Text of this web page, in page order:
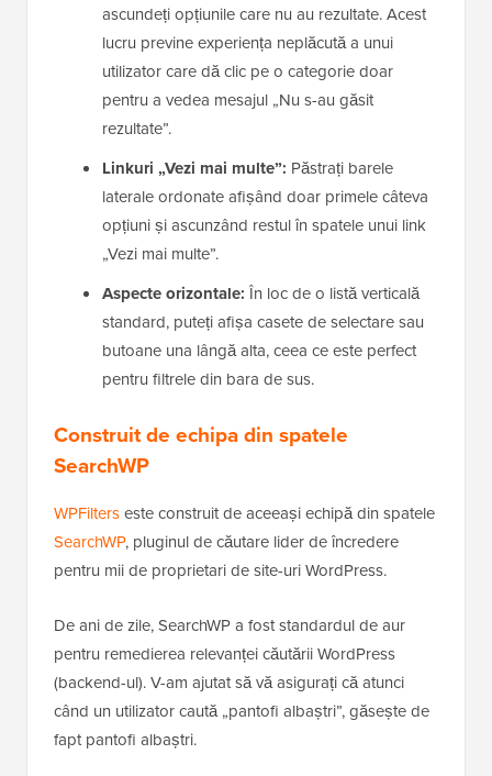
ascundeți opțiunile care nu au rezultate. Acest
lucru previne experiența neplăcută a unui
utilizator care dă clic pe o categorie doar
pentru a vedea mesajul „Nu s-au găsit
rezultate”.
Linkuri „Vezi mai multe”: Păstrați barele
laterale ordonate afișând doar primele câteva
opțiuni și ascunzând restul în spatele unui link
„Vezi mai multe”.
Aspecte orizontale: În loc de o listă verticală
standard, puteți afișa casete de selectare sau
butoane una lângă alta, ceea ce este perfect
pentru filtrele din bara de sus.
Construit de echipa din spatele
SearchWP
WPFilterseste construit de aceeași echipă din spatele
SearchWP, pluginul de căutare lider de încredere
pentru mii de proprietari de site-uri WordPress.
De ani de zile, SearchWP a fost standardul de aur
pentru remedierea relevanței căutării WordPress
(backend-ul). V-am ajutat să vă asigurați că atunci
când un utilizator caută „pantofi albaștri”, găsește de
fapt pantofi albaștri.